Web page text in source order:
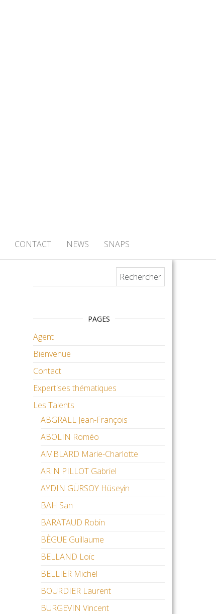
CONTACT NEWS SNAPS
PAGES
Agent
Bienvenue
Contact
Expertises thématiques
Les Talents
ABGRALL Jean-François
ABOLIN Roméo
AMBLARD Marie-Charlotte
ARIN PILLOT Gabriel
AYDIN GÜRSOY Hüseyin
BAH San
BARATAUD Robin
BÈGUE Guillaume
BELLAND Loïc
BELLIER Michel
BOURDIER Laurent
BURGEVIN Vincent